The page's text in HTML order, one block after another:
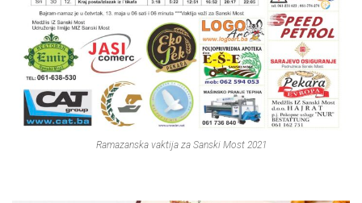
Ramazanska vaktija za Sanski Most 2021